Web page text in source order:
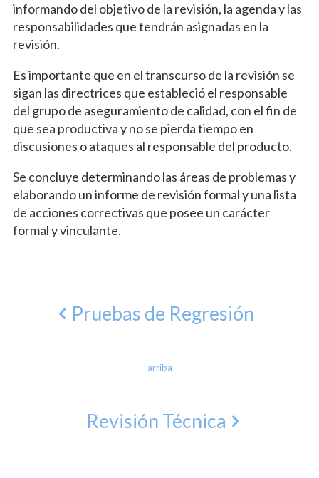
informando del objetivo de la revisión, la agenda y las
responsabilidades que tendrán asignadas en la
revisión.
Es importante que en el transcurso de la revisión se
sigan las directrices que estableció el responsable
del grupo de aseguramiento de calidad, con el fin de
que sea productiva y no se pierda tiempo en
discusiones o ataques al responsable del producto.
Se concluye determinando las áreas de problemas y
elaborando un informe de revisión formal y una lista
de acciones correctivas que posee un carácter
formal y vinculante.
Pruebas de Regresión
arriba
Revisión Técnica